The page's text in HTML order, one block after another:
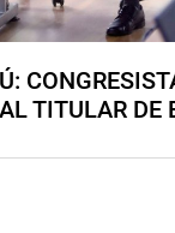
TITULAR DE